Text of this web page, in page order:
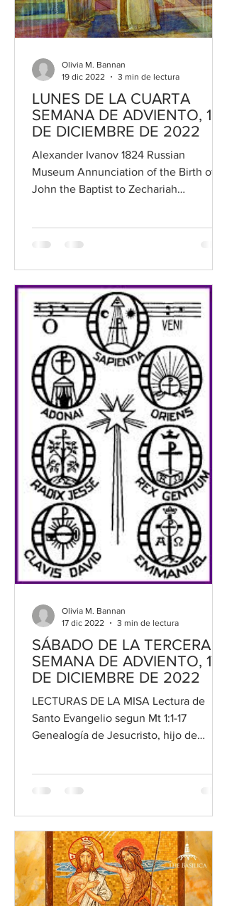
LUNES DE LA CUARTA
SEMANA DE ADVIENTO, 19
DE DICIEMBRE DE 2022
Alexander Ivanov 1824 Russian
Museum Annunciation of the Birth of
John the Baptist to Zechariah
Olivia M. Bannan
19 dic 2022
3 min de lectura
SÁBADO DE LA TERCERA
SEMANA DE ADVIENTO, 17
DE DICIEMBRE DE 2022
LECTURAS DE LA MISA Lectura de
Santo Evangelio segun Mt 1:1-17
Genealogía de Jesucristo, hijo de
Olivia M. Bannan
17 dic 2022
3 min de lectura